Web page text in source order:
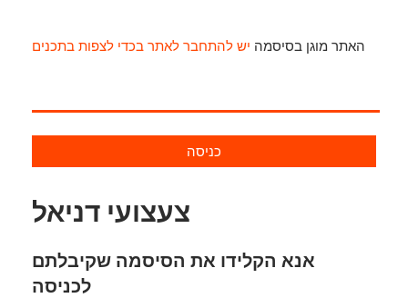
האתר מוגן בסיסמה יש להתחבר לאתר בכדי לצפות בתכנים
כניסה
צעצועי דניאל
אנא הקלידו את הסיסמה שקיבלתם
לכניסה